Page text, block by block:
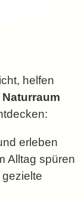
helfen
Naturraum
erleben
Alltag spüren